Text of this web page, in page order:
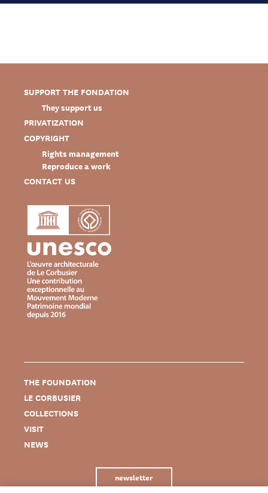
SUPPORT THE FONDATION
They support us
PRIVATIZATION
COPYRIGHT
Rights management
Reproduce a work
CONTACT US
THE FOUNDATION
LE CORBUSIER
COLLECTIONS
VISIT
NEWS
newsletter